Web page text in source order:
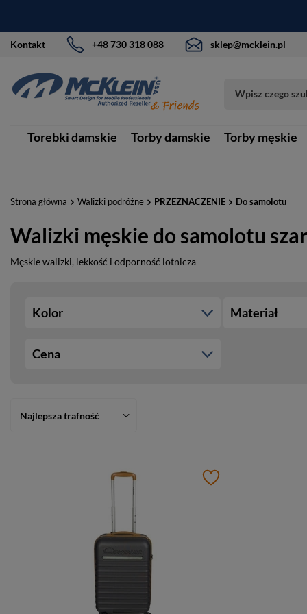
Kontakt +48 730 318 088 sklep@mcklein.pl
Torebki damskie Torby damskie Torby męskie
Strona główna Walizki podróżne PRZEZNACZENIE Do samolotu
Walizki męskie do samolotu
Męskie walizki, lekkość i odporność lotnicza
Kolor Materiał
Cena
Najlepsza trafność